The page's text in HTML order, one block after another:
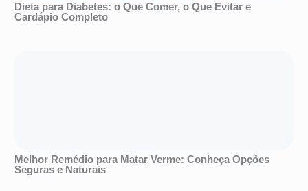
Dieta para Diabetes: o Que Comer, o Que Evitar e
Cardápio Completo
Melhor Remédio para Matar Verme: Conheça Opções
Seguras e Naturais